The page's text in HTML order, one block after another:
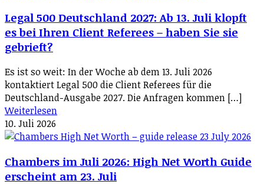
Legal 500 Deutschland 2027: Ab 13. Juli klopft
es bei Ihren Client Referees – haben Sie sie
gebrieft?
Es ist so weit: In der Woche ab dem 13. Juli 2026
kontaktiert Legal 500 die Client Referees für die
Deutschland-Ausgabe 2027. Die Anfragen kommen […]
Weiterlesen
10. Juli 2026
Chambers im Juli 2026: High Net Worth Guide
erscheint am 23. Juli